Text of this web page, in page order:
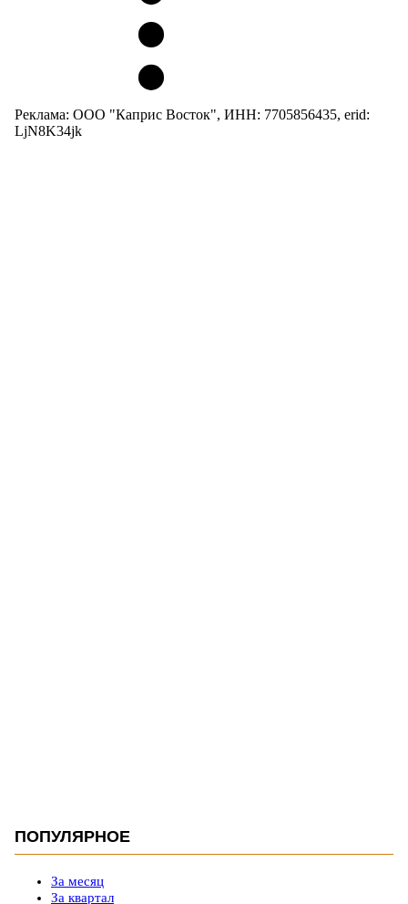
Реклама: ООО "Каприс Восток", ИНН: 7705856435, erid:
LjN8K34jk
ПОПУЛЯРНОЕ
За месяц
За квартал